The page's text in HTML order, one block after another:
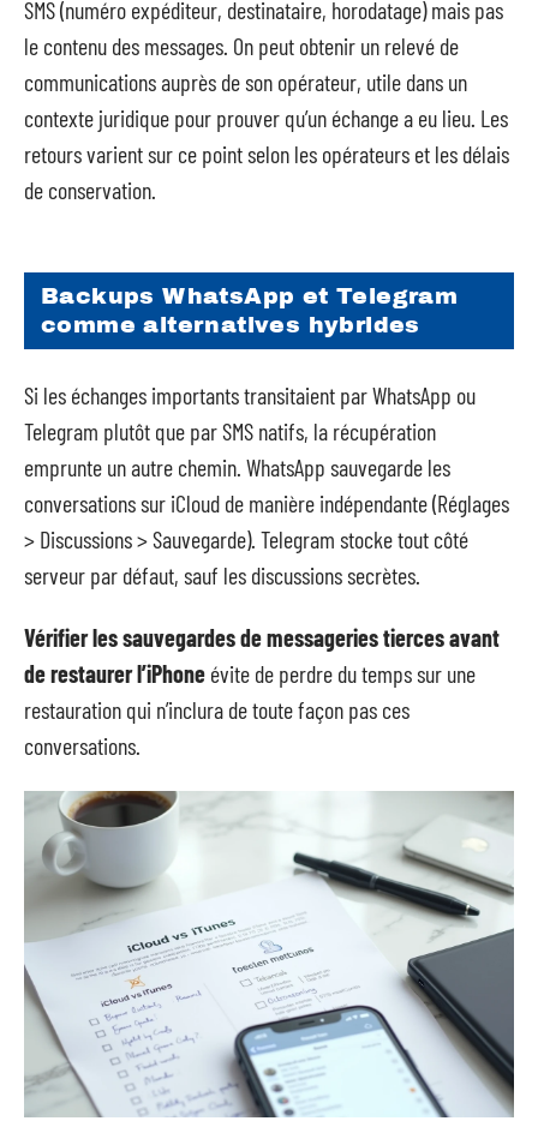
SMS (numéro expéditeur, destinataire, horodatage) mais pas
le contenu des messages. On peut obtenir un relevé de
communications auprès de son opérateur, utile dans un
contexte juridique pour prouver qu’un échange a eu lieu. Les
retours varient sur ce point selon les opérateurs et les délais
de conservation.
Backups WhatsApp et Telegram
comme alternatives hybrides
Si les échanges importants transitaient par WhatsApp ou
Telegram plutôt que par SMS natifs, la récupération
emprunte un autre chemin. WhatsApp sauvegarde les
conversations sur iCloud de manière indépendante (Réglages
> Discussions > Sauvegarde). Telegram stocke tout côté
serveur par défaut, sauf les discussions secrètes.
Vérifier les sauvegardes de messageries tierces avant
de restaurer l’iPhone évite de perdre du temps sur une
restauration qui n’inclura de toute façon pas ces
conversations.